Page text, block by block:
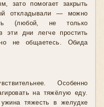
зато помогает закрыть
откладывали — можно
(любой, не только
эти дни легче простить
не общаетесь. Обида
Особенно
на тяжёлую еду.
тяжесть в желудке